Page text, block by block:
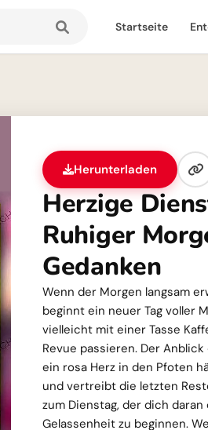
Startseite
Herunterladen
Herzige
Ruhiger
Gedanken
Wenn der Morgen langsam
beginnt ein neuer Tag voller
vielleicht mit einer Tasse
Revue passieren. Der
ein rosa Herz in den Pfoten
und vertreibt die letzten
zum Dienstag, der dich
Gelassenheit zu beginnen.